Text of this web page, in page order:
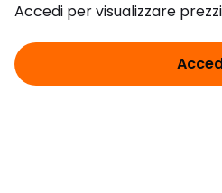
Accedi per visualizzare